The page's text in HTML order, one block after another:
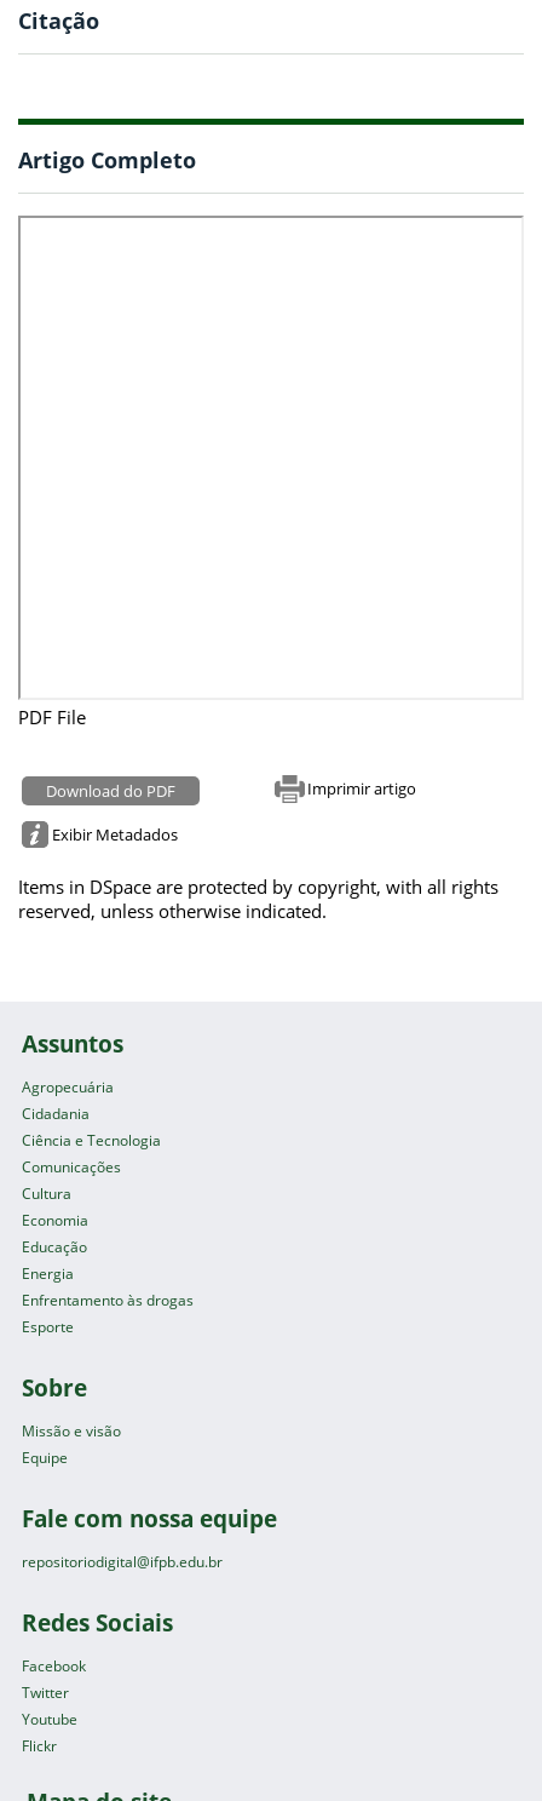
Citação
Artigo Completo
PDF File
Download do PDF Imprimir artigo
Exibir Metadados
Items in DSpace are protected by copyright, with all rights
reserved, unless otherwise indicated.
Assuntos
Agropecuária
Cidadania
Ciência e Tecnologia
Comunicações
Cultura
Economia
Educação
Energia
Enfrentamento às drogas
Esporte
Sobre
Missão e visão
Equipe
Fale com nossa equipe
repositoriodigital@ifpb.edu.br
Redes Sociais
Facebook
Twitter
Youtube
Flickr